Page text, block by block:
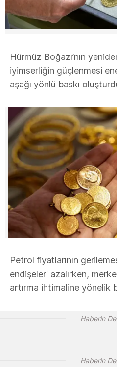
Hürmüz Boğazı’nın
iyimserliğin güçlenmesi
aşağı yönlü baskı
Petrol fiyatlarının
endişeleri azalırken,
artırma ihtimaline yönelik
Haberin
Haberin